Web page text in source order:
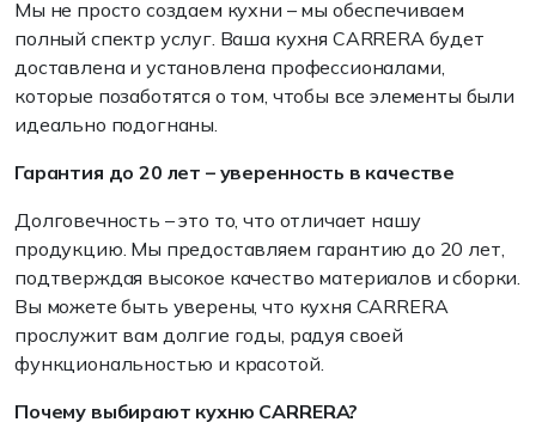
Мы не просто создаем кухни – мы обеспечиваем
полный спектр услуг. Ваша кухня CARRERA будет
доставлена и установлена профессионалами,
которые позаботятся о том, чтобы все элементы были
идеально подогнаны.
Гарантия до 20 лет – уверенность в качестве
Долговечность – это то, что отличает нашу
продукцию. Мы предоставляем гарантию до 20 лет,
подтверждая высокое качество материалов и сборки.
Вы можете быть уверены, что кухня CARRERA
прослужит вам долгие годы, радуя своей
функциональностью и красотой.
Почему выбирают кухню CARRERA?